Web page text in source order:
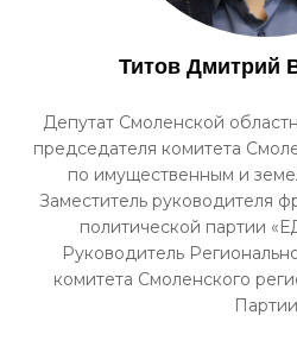
Титов Дмитрий
Депутат Смоленской
председателя комитета
по имущественным и
Заместитель руководителя
политической партии
Руководитель
комитета Смоленского
Партии